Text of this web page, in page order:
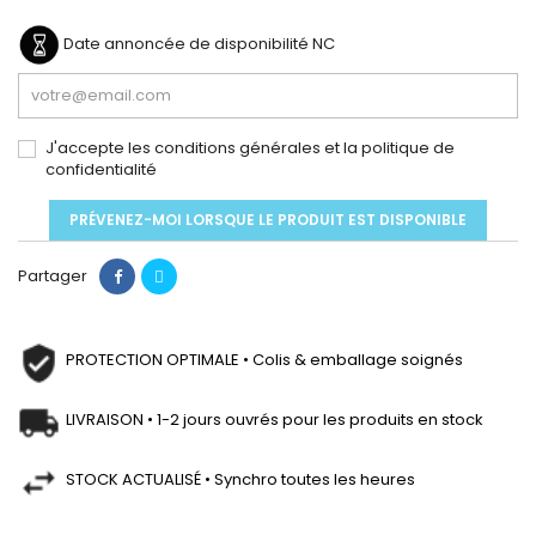
Date annoncée de disponibilité NC
J'accepte les conditions générales et la politique de
confidentialité
PRÉVENEZ-MOI LORSQUE LE PRODUIT EST DISPONIBLE
Partager
PROTECTION OPTIMALE • Colis & emballage soignés
LIVRAISON • 1-2 jours ouvrés pour les produits en stock
STOCK ACTUALISÉ • Synchro toutes les heures